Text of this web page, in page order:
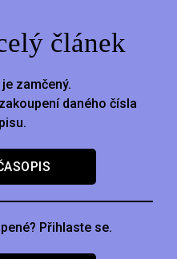
článek
zamčený.
daného čísla
Přihlaste se.